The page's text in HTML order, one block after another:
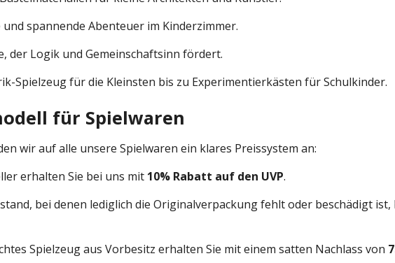
spannende Abenteuer im Kinderzimmer.
der Logik und Gemeinschaftsinn fördert.
Spielzeug für die Kleinsten bis zu Experimentierkästen für Schulkinder.
für Spielwaren
wir auf alle unsere Spielwaren ein klares Preissystem an:
erhalten Sie bei uns mit 10% Rabatt auf den UVP.
bei denen lediglich die Originalverpackung fehlt oder beschädigt
Spielzeug aus Vorbesitz erhalten Sie mit einem satten Nachlass von